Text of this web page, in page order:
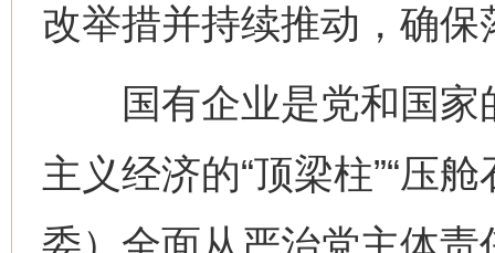
改举措并持续推动，确保
国有企业是党和国家
主义经济的“顶梁柱”“压